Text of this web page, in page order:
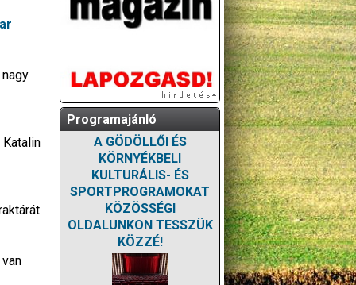
Programajánló
A GÖDÖLLŐI ÉS
KÖRNYÉKBELI
KULTURÁLIS- ÉS
SPORTPROGRAMOKAT
KÖZÖSSÉGI
OLDALUNKON TESSZÜK
KÖZZÉ!